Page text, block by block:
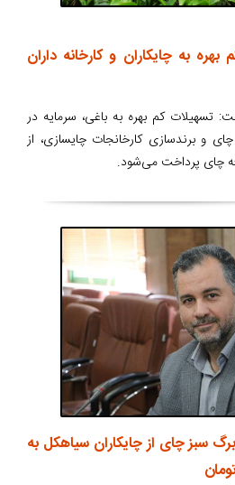
به چایکاران و کارخانه داران
تسهیلات کم بهره به باغی، سرمایه در
و برندسازی کارخانجات چایسازی، از
چای پرداخت می‌شود.
۴۲۸۹ تن برگ سبز چای از چایکاران سیاهکل به